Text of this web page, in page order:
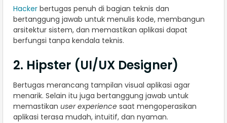
Hacker bertugas penuh di bagian teknis dan
bertanggung jawab untuk menulis kode, membangun
arsitektur sistem, dan memastikan aplikasi dapat
berfungsi tanpa kendala teknis.
2. Hipster (UI/UX Designer)
Bertugas merancang tampilan visual aplikasi agar
menarik. Selain itu juga bertanggung jawab untuk
memastikan user experience saat mengoperasikan
aplikasi terasa mudah, intuitif, dan nyaman.